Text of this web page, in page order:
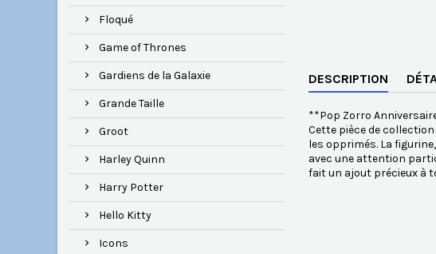
Floqué
Game of Thrones
Gardiens de la Galaxie
Grande Taille
Groot
Harley Quinn
Harry Potter
Hello Kitty
Icons
DESCRIPTION
**Pop Zorro
Cette pièce de
les opprimés. La
avec une attention
fait un ajout précieux à